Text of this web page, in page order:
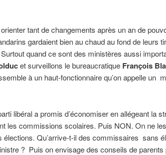
tant de changements après un an de
gardaient bien au chaud au fond de leurs
Surtout quand ce sont des ministères aussi
et surveillons le bureaucratique François
à un haut-fonctionnaire qu’on appelle un
libéral a promis d’économiser en allégeant la
les commissions scolaires. Puis NON. On ne
élections. Qu’arrive-t-il des commissaires sans
? Puis on envisage des conseils de parents